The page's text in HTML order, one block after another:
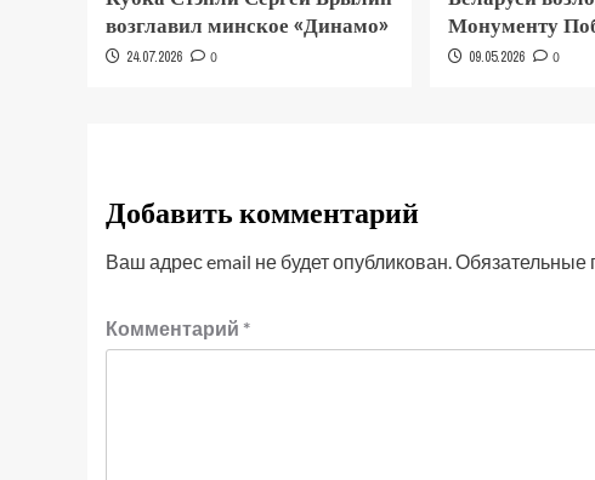
возглавил минское «Динамо»
24.07.2026 0
Монументу
09.05.2026 0
Добавить комментарий
Ваш адрес email не будет опубликован.Обязательные
Комментарий *